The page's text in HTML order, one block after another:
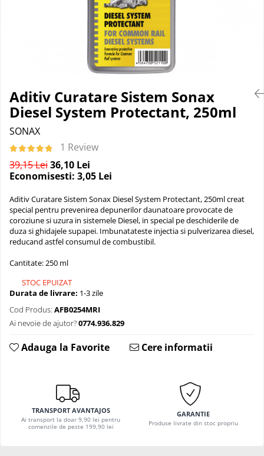
Aditiv Curatare Sistem Sonax
Diesel System Protectant, 250ml
SONAX
1 Review
39,15 Lei36,10 Lei
Economisesti: 3,05 Lei
Aditiv Curatare Sistem Sonax Diesel System Protectant, 250ml creat
special pentru prevenirea depunerilor daunatoare provocate de
coroziune si uzura in sistemele Diesel, in special pe deschiderile de
duza si ghidajele supapei. Imbunatateste injectia si pulverizarea diesel,
reducand astfel consumul de combustibil.
Cantitate: 250 ml
STOC EPUIZAT
Durata de livrare: 1-3 zile
Cod Produs: AFB0254MRI
Ai nevoie de ajutor?0774.936.829
Adauga la Favorite Cere informatii
TRANSPORT AVANTAJOS
Ai transport la doar 9,90 lei pentru
comenzile de peste 199,90 lei
GARANTIE
Produse livrate din stoc propriu